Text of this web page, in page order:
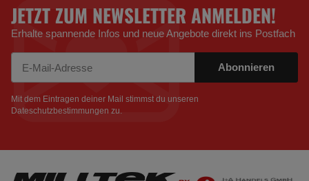
JETZT ZUM NEWSLETTER ANMELDEN!
Erhalte spannende Infos und neue Angebote direkt ins Postfach
Abonnieren
Mit dem Eintragen deiner Mail stimmst du unseren
Dateschutzbestimmungen zu.